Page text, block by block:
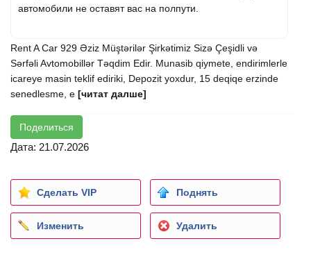
автомобили не оставят вас на полпути.
Rent A Car 929 Əziz Müştərilər Şirkətimiz Sizə Çeşidli və
Sərfəli Avtomobillər Təqdim Edir. Munasib qiymete, endirimlerle
icareye masin teklif ediriki, Depozit yoxdur, 15 deqiqe erzinde
senedlesme, e [читат далше]
Поделиться
Дата: 21.07.2026
Сделать VIP Поднять
Изменить Удалить